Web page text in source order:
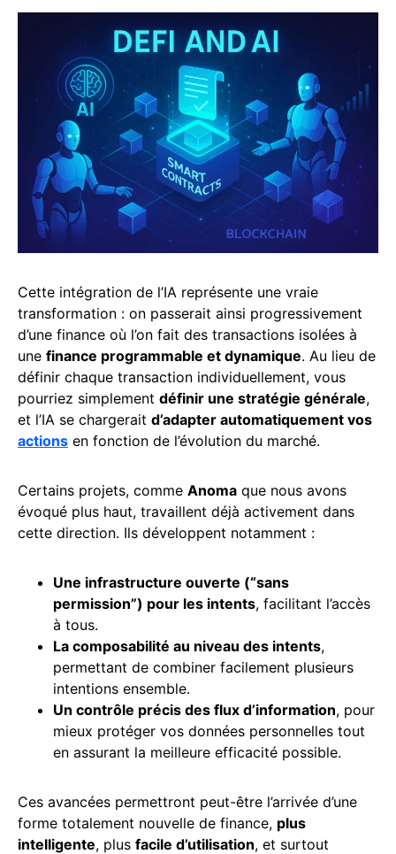
Cette intégration de l’IA représente une vraie
transformation : on passerait ainsi progressivement
d’une finance où l’on fait des transactions isolées à
une finance programmable et dynamique. Au lieu de
définir chaque transaction individuellement, vous
pourriez simplement définir une stratégie générale,
et l’IA se chargerait d’adapter automatiquement vos
actions en fonction de l’évolution du marché.
Certains projets, comme Anoma que nous avons
évoqué plus haut, travaillent déjà activement dans
cette direction. Ils développent notamment :
Une infrastructure ouverte (“sans
permission”) pour les intents, facilitant l’accès
à tous.
La composabilité au niveau des intents,
permettant de combiner facilement plusieurs
intentions ensemble.
Un contrôle précis des flux d’information, pour
mieux protéger vos données personnelles tout
en assurant la meilleure efficacité possible.
Ces avancées permettront peut-être l’arrivée d’une
forme totalement nouvelle de finance, plus
intelligente, plus facile d’utilisation, et surtout